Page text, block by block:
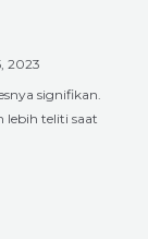
2023
signifikan.
lebih teliti saat